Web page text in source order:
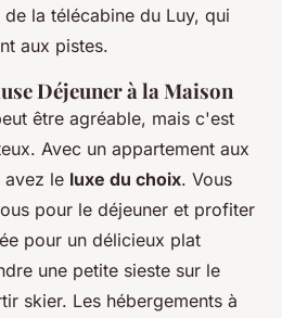
la télécabine du Luy, qui
aux pistes.
Déjeuner à la Maison
être agréable, mais c'est
Avec un appartement aux
avez le luxe du choix. Vous
pour le déjeuner et profiter
pour un délicieux plat
une petite sieste sur le
skier. Les hébergements à